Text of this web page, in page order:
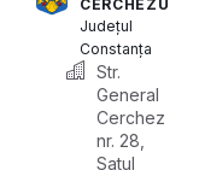
CERCHEZU
Județul
Constanța
Str.
General
Cerchez
nr. 28,
Satul